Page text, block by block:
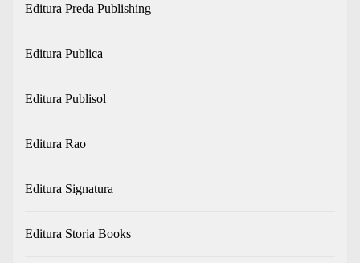
Editura Preda Publishing
Editura Publica
Editura Publisol
Editura Rao
Editura Signatura
Editura Storia Books